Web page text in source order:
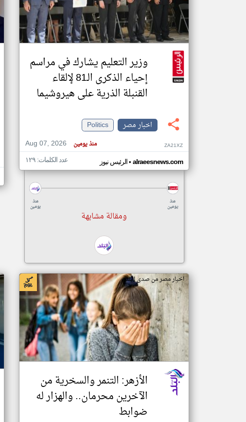
وزير التعليم يشارك في مراسم
إحياء الذكرى الـ81 لإلقاء
القنبلة الذرية على هيروشيما
اخبار مصر
Politics
Aug 07, 2026
منذ يومين ZA21XZ
الرئيس نيوز• alraeesnews.com عدد الكلمات: ١٢٩
منذ
يومين
منذ
يومين
ومقالة مشابهة
اخبار مصر من صدى البلد
الأزهر: التنمر والسخرية من
الآخرين محرمان.. والهزار له
ضوابط